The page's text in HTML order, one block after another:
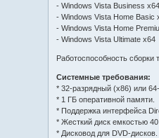
- Windows Vista Business x64
- Windows Vista Home Basic
- Windows Vista Home
- Windows Vista Ultimate x64
Работоспособность сборки
Системные требования:
* 32-разрядный (x86) или
* 1 ГБ оперативной памяти.
* Поддержка интерфейса
* Жесткий диск емкостью 40
* Дисковод для DVD-дисков.